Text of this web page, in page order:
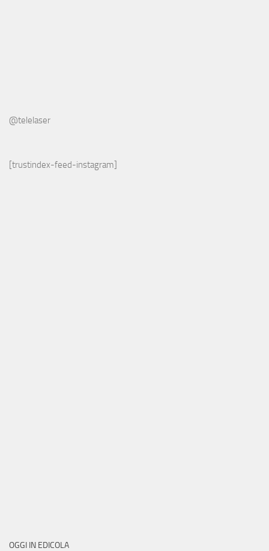
@telelaser
[trustindex-feed-instagram]
OGGI IN EDICOLA